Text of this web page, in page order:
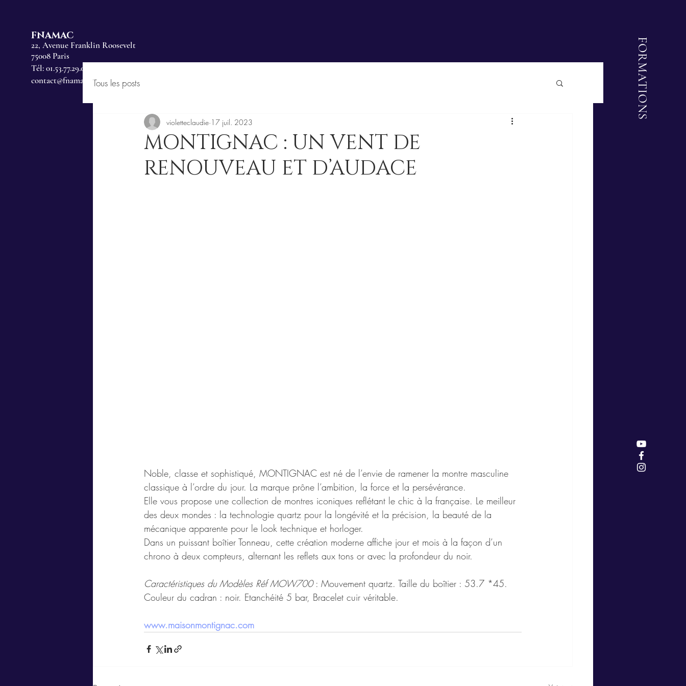
FNAMAC
22, Avenue Franklin Roosevelt
75008 Paris
Tél: 01.53.77.29.00
contact@fnamac.fr
FORMATIONS
Tous les posts
MONTIGNAC : UN VENT DE
RENOUVEAU ET D’AUDACE
violetteclaudie 17 juil. 2023
Noble, classe et sophistiqué, MONTIGNAC est né de l’envie de ramener la montre masculine
classique à l’ordre du jour. La marque prône l’ambition, la force et la persévérance.
Elle vous propose une collection de montres iconiques reflétant le chic à la française. Le meilleur
des deux mondes : la technologie quartz pour la longévité et la précision, la beauté de la
mécanique apparente pour le look technique et horloger.
Dans un puissant boîtier Tonneau, cette création moderne affiche jour et mois à la façon d’un
chrono à deux compteurs, alternant les reflets aux tons or avec la profondeur du noir.
Caractéristiques du Modèles Réf MOW700 : Mouvement quartz. Taille du boîtier : 53.7 *45.
Couleur du cadran : noir. Etanchéité 5 bar, Bracelet cuir véritable.
www.maisonmontignac.com